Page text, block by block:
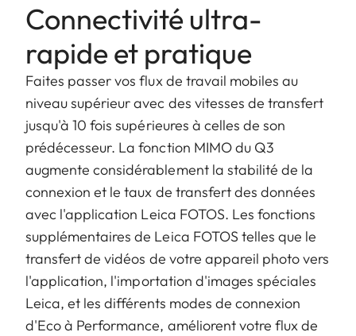
Connectivité ultra-
rapide et pratique
Faites passer vos flux de travail mobiles au
niveau supérieur avec des vitesses de transfert
jusqu'à 10 fois supérieures à celles de son
prédécesseur. La fonction MIMO du Q3
augmente considérablement la stabilité de la
connexion et le taux de transfert des données
avec l'application Leica FOTOS. Les fonctions
supplémentaires de Leica FOTOS telles que le
transfert de vidéos de votre appareil photo vers
l'application, l'importation d'images spéciales
Leica, et les différents modes de connexion
d'Eco à Performance, améliorent votre flux de